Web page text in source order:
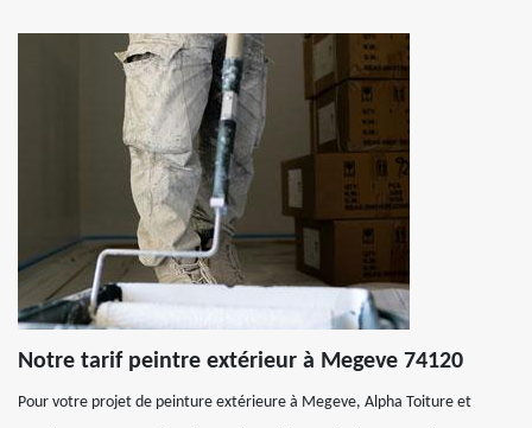
Notre tarif peintre extérieur à Megeve 74120
Pour votre projet de peinture extérieure à Megeve, Alpha Toiture et